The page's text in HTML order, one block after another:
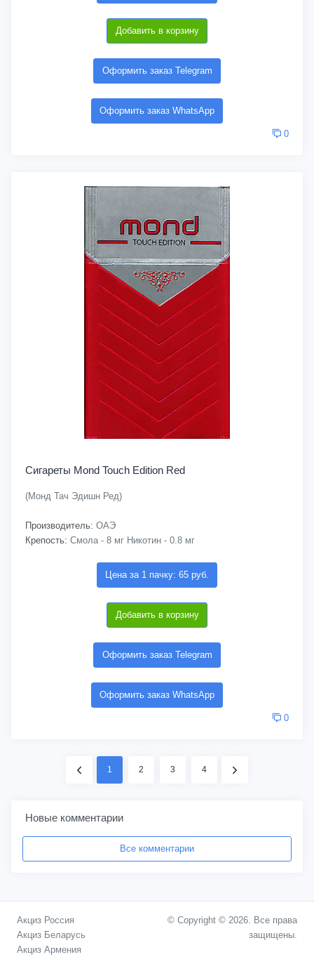
Добавить в корзину
Оформить заказ Telegram
Оформить заказ WhatsApp
0
Сигареты Mond Touch Edition Red
(Монд Тач Эдишн Ред)
Производитель: ОАЭ
Крепость: Смола - 8 мг Никотин - 0.8 мг
Цена за 1 пачку: 65 руб.
Добавить в корзину
Оформить заказ Telegram
Оформить заказ WhatsApp
0
1 2 3 4
Новые комментарии
Все комментарии
Акциз Россия
Акциз Беларусь
Акциз Армения
© Copyright © 2026. Все права
защищены.